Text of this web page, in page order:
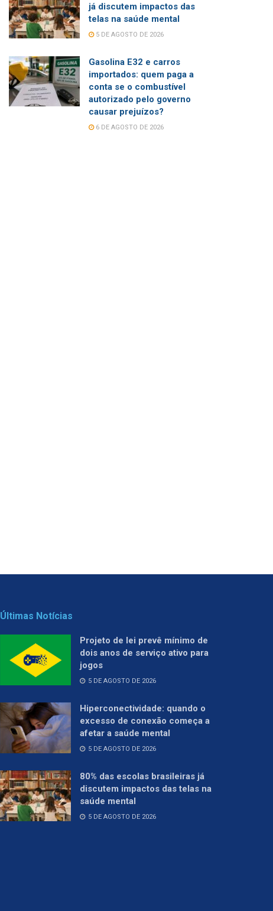
já discutem impactos das
telas na saúde mental
5 DE AGOSTO DE 2026
Gasolina E32 e carros
importados: quem paga a
conta se o combustível
autorizado pelo governo
causar prejuízos?
6 DE AGOSTO DE 2026
Últimas Notícias
Projeto de lei prevê mínimo de
dois anos de serviço ativo para
jogos
5 DE AGOSTO DE 2026
Hiperconectividade: quando o
excesso de conexão começa a
afetar a saúde mental
5 DE AGOSTO DE 2026
80% das escolas brasileiras já
discutem impactos das telas na
saúde mental
5 DE AGOSTO DE 2026